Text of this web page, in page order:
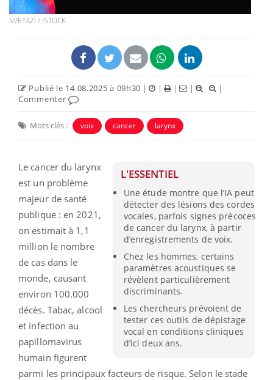
SVETAZI / ISTOCK
Publié le 14.08.2025 à 09h30 | | | |
|
Commenter
Mots clés : voix cancer larynx
L'ESSENTIEL
Une étude montre que l’IA peut
détecter des lésions des cordes
vocales, parfois signes précoces
de cancer du larynx, à partir
d’enregistrements de voix.
Chez les hommes, certains
paramètres acoustiques se
révèlent particulièrement
discriminants.
Les chercheurs prévoient de
tester ces outils de dépistage
vocal en conditions cliniques
d’ici deux ans.
Le cancer du larynx
est un problème
majeur de santé
publique : en 2021,
on estimait à 1,1
million le nombre
de cas dans le
monde, causant
environ 100.000
décès. Tabac, alcool
et infection au
papillomavirus
humain figurent
parmi les principaux facteurs de risque. Selon le stade